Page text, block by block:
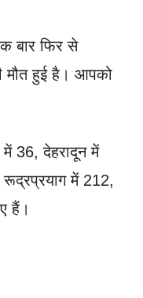
बार फिर से
मौत हुई है। आपको
36, देहरादून में
रूद्रप्रयाग में 212,
हैं।